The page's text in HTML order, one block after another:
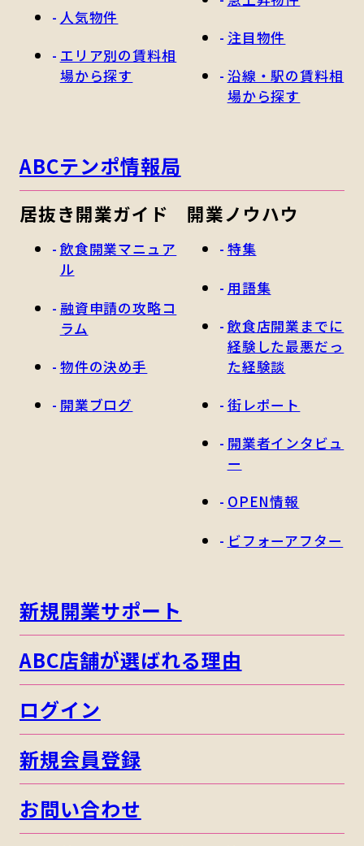
人気物件
エリア別の賃料相
場から探す
注目物件
沿線・駅の賃料相
場から探す
ABCテンポ情報局
居抜き開業ガイド
飲食開業マニュア
ル
融資申請の攻略コ
ラム
物件の決め手
開業ブログ
開業ノウハウ
特集
用語集
飲食店開業までに
経験した最悪だっ
た経験談
街レポート
開業者インタビュ
ー
OPEN情報
ビフォーアフター
新規開業サポート
ABC店舗が選ばれる理由
ログイン
新規会員登録
お問い合わせ